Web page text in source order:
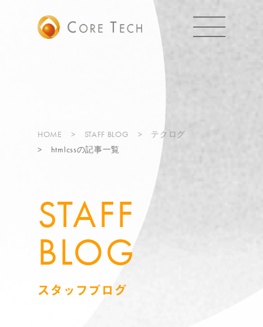
HOME STAFF BLOG
テクログ
htmlcssの記事一覧
STAFF
BLOG
スタッフブログ